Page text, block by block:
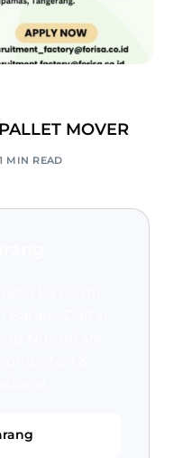
MOVER
1 MIN READ